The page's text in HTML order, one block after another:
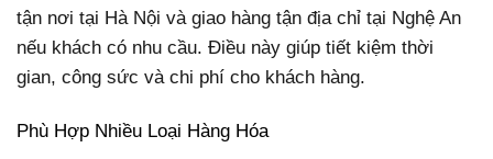
tận nơi tại Hà Nội và giao hàng tận địa chỉ tại Nghệ An
nếu khách có nhu cầu. Điều này giúp tiết kiệm thời
gian, công sức và chi phí cho khách hàng.
Phù Hợp Nhiều Loại Hàng Hóa